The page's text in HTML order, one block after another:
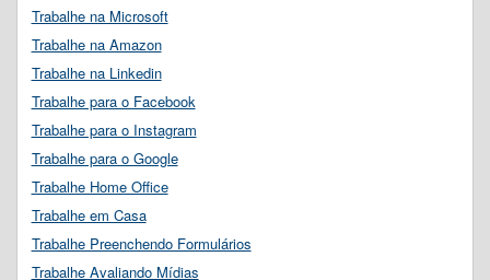
Trabalhe na Microsoft
Trabalhe na Amazon
Trabalhe na Linkedin
Trabalhe para o Facebook
Trabalhe para o Instagram
Trabalhe para o Google
Trabalhe Home Office
Trabalhe em Casa
Trabalhe Preenchendo Formulários
Trabalhe Avaliando Mídias